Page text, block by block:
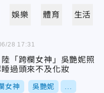
娛樂 體育 生活
「跨欄女神」吳艷妮照
過頭來不及化妝
女神 吳艷妮
28 17:31